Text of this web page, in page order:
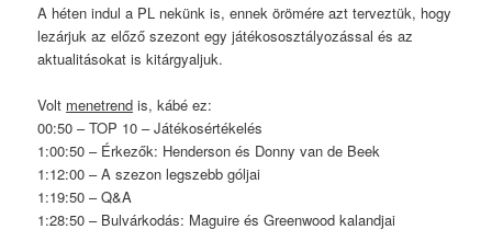
A héten indul a PL nekünk is, ennek örömére azt terveztük, hogy
lezárjuk az előző szezont egy játékososztályozással és az
aktualitásokat is kitárgyaljuk.
Volt menetrend is, kábé ez:
00:50 – TOP 10 – Játékosértékelés
1:00:50 – Érkezők: Henderson és Donny van de Beek
1:12:00 – A szezon legszebb góljai
1:19:50 – Q&A
1:28:50 – Bulvárkodás: Maguire és Greenwood kalandjai